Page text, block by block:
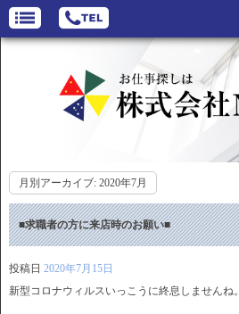
月別アーカイブ: 2020年7月
■求職者の方に来店時のお願い■
投稿日 2020年7月15日
新型コロナウィルスいっこうに終息しませんね。